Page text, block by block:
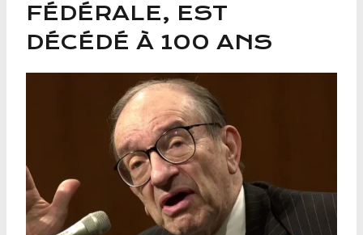
FÉDÉRALE, EST
DÉCÉDÉ À 100 ANS